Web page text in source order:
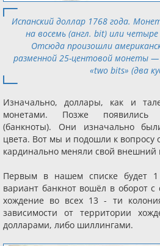
Испанский доллар 1768 года.
на восемь (англ. bit) или
Отсюда произошли
разменной 25-центовой монеты
«two bits» (два
Изначально, доллары, как и
монетами. Позже появились
(банкноты). Они изначально
цвета. Вот мы и подошли к вопросу
кардинально меняли свой
Первым в нашем списке будет 1
вариант банкнот вошёл в оборот
хождение во всех 13 - ти
зависимости от территории
долларами, либо шиллингами.